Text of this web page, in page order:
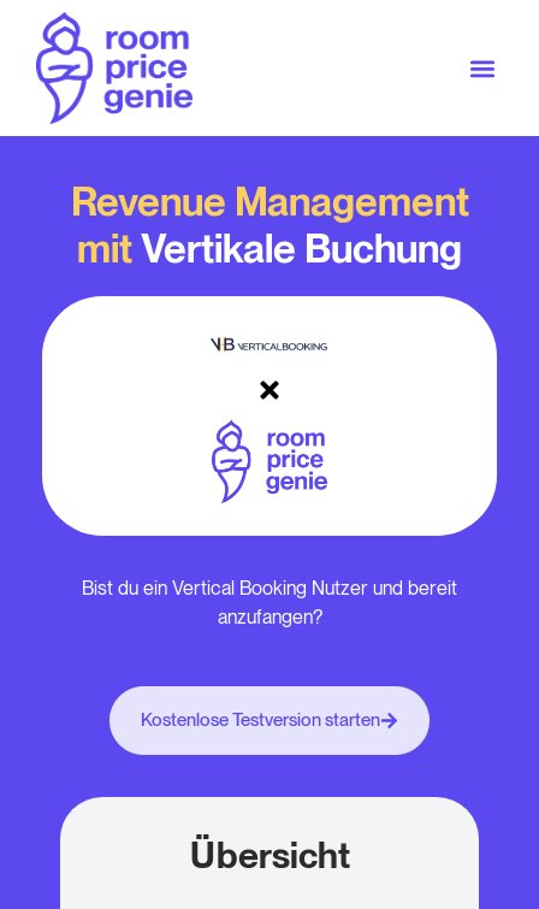
Revenue Management
mitVertikale Buchung
Bist du ein Vertical Booking Nutzer und bereit
anzufangen?
Kostenlose Testversion starten
Übersicht